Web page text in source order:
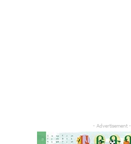
- Advertisement -